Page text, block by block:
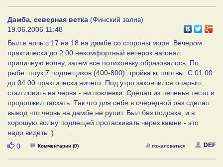
Дамба, северная ветка (Финский залив)
19.06.2006 11:48
Был в ночь с 17 на 18 на дамбе со стороны моря. Вечером
практически до 2.00 некомфортный ветерок нагонял
приличную волну, затем все потихоньку образовалось. По
рыбе: штук 7 подлещиков (400-800), тройка кг плотвы. С 01.00
до 04.00 практически ничего. Под утро закончился опарыш,
стал ловить на червя - ни поклевки. Сделал из печенья тесто и
продолжил таскать. Так что для себя в очередной раз сделал
вывод что червь на дамбе не рулит. Был без подсака, и в
хорошую волну подлещей протаскивать через камни - это
надо видеть :)
Нравится
0 Комментарии (0) DEF
пожаловаться